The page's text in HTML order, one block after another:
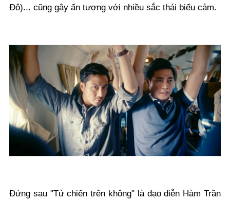
Đô)... cũng gây ấn tượng với nhiều sắc thái biểu cảm.
Đứng sau "Tử chiến trên không" là đạo diễn Hàm Trần